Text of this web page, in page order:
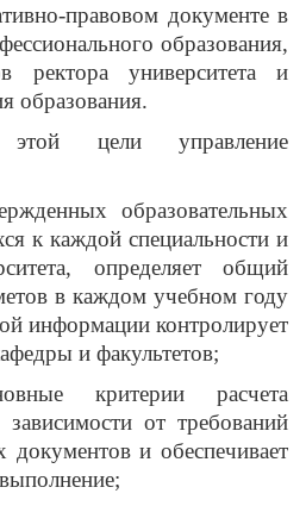
правовом документе в
образования,
ректора университета и
образования.
цели управление
образовательных
к каждой специальности и
определяет общий
в каждом учебном году
информации контролирует
и факультетов;
критерии расчета
от требований
документов и обеспечивает